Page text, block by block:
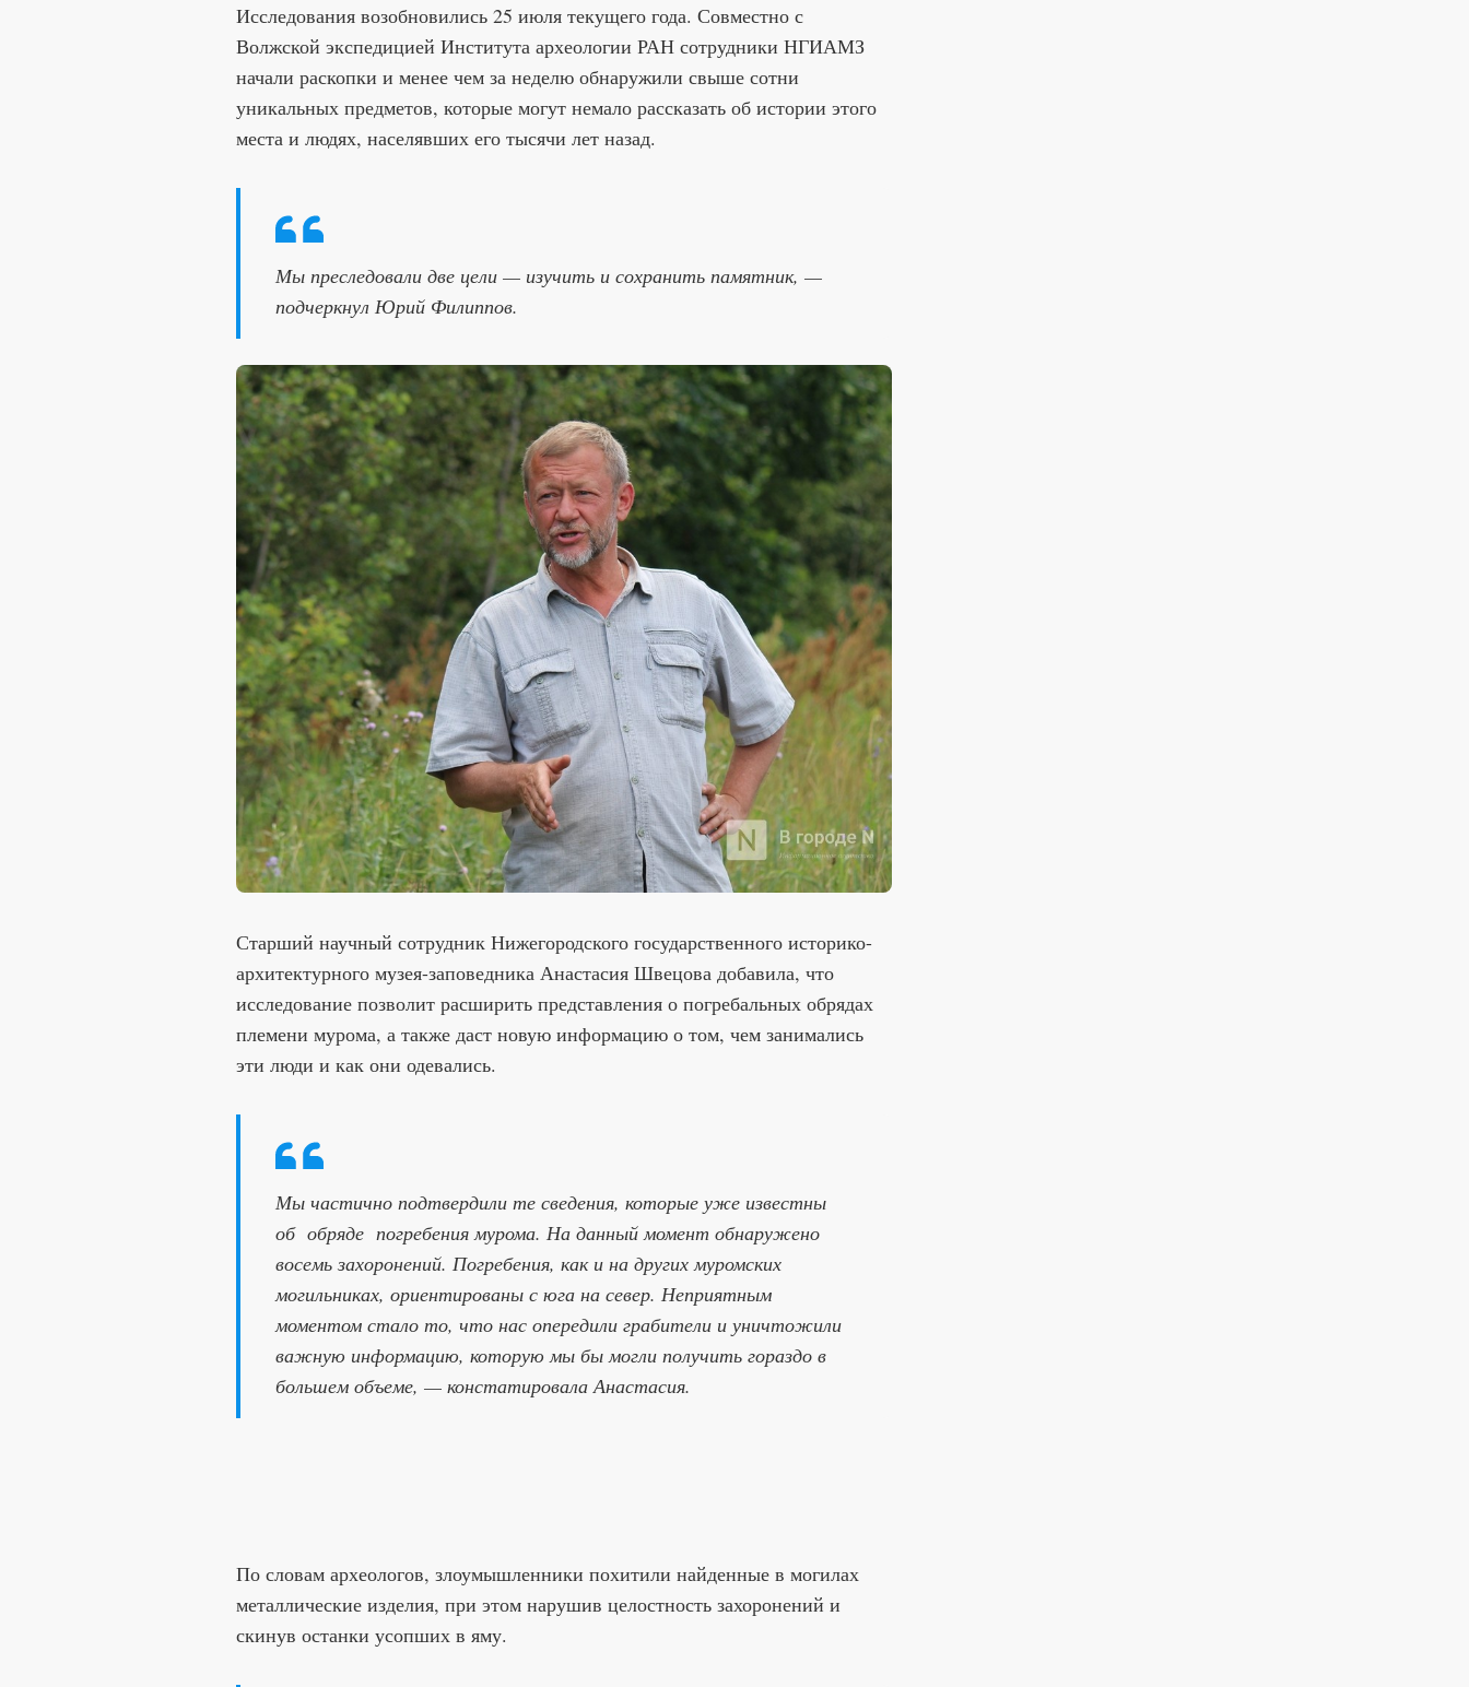
Исследования возобновились 25 июля текущего года. Совместно с
Волжской экспедицией Института археологии РАН сотрудники НГИАМЗ
начали раскопки и менее чем за неделю обнаружили свыше сотни
уникальных предметов, которые могут немало рассказать об истории этого
места и людях, населявших его тысячи лет назад.
Мы преследовали две цели — изучить и сохранить памятник, —
подчеркнул Юрий Филиппов.
Старший научный сотрудник Нижегородского государственного историко-
архитектурного музея-заповедника Анастасия Швецова добавила, что
исследование позволит расширить представления о погребальных обрядах
племени мурома, а также даст новую информацию о том, чем занимались
эти люди и как они одевались.
Мы частично подтвердили те сведения, которые уже известны
об обряде погребения мурома. На данный момент обнаружено
восемь захоронений. Погребения, как и на других муромских
могильниках, ориентированы с юга на север. Неприятным
моментом стало то, что нас опередили грабители и уничтожили
важную информацию, которую мы бы могли получить гораздо в
большем объеме, — констатировала Анастасия.
По словам археологов, злоумышленники похитили найденные в могилах
металлические изделия, при этом нарушив целостность захоронений и
скинув останки усопших в яму.